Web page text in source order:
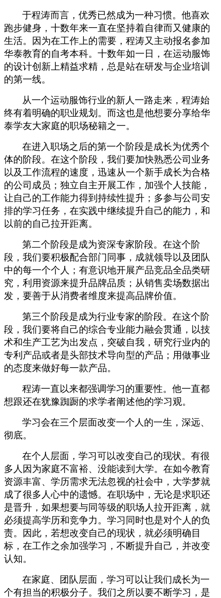
于程涛而言，优秀已然成为一种习惯。他喜欢
跑步健身，十数年来一直在坚持着自律而又健康的
生活。因为在工作上的需要，程涛又主动报名参加
华泰教育的自考本科。十数年如一日，在运动服饰
的设计创新上精益求精，总是站在研发与企业培训
的第一线。
从一个运动服饰行业的新人一路走来，程涛始
终有着明确的职业规划。而这也是他想要分享给华
泰学友大家庭的职场秘籍之一。
在进入职场之后的第一个阶段是成长为优秀个
体的阶段。在这个阶段，我们要加快熟悉公司业务
以及工作流程的速度，迅速从一个新手成长为合格
的公司成员；独立自主开展工作，加强个人技能，
让自己的工作能力得到持续性提升；多参与公司安
排的学习任务，在实践中继续提升自己的能力，和
以前的自己拉开距离。
第二个阶段是成为资深专家阶段。在这个阶
段，我们要积极配合部门同事，成就领导以及团队
中的每一个个人；有意识地开展产品竞品全品类研
究，利用资源来提升品牌品质；从销售卖场数据出
发，要善于从消费者维度来提高品牌价值。
第三个阶段是成为行业专家的阶段。在这个阶
段，我们要将自己的综合专业能力融会贯通，以技
术和生产工艺为出发点，突破自我，研究行业内的
专利产品或者是头部技术导向型的产品；用做事业
的态度来做好每一款产品。
程涛一直以来都强调学习的重要性。他一直都
想跟还在犹豫踟蹰的求学者阐述他的学习观。
学习会在三个层面改变一个人的一生，深远、
彻底。
在个人层面，学习可以改变自己的现状。有很
多人因为家庭不富裕、没能读到大学。在如今教育
资源丰富、学历需求无法忽视的社会中，大学梦就
成了很多人心中的遗憾。在职场中，无论是求职还
是晋升，如果想要与同等级的职场人拉开距离，就
必须提高学历和竞争力。学习同时也是对个人的负
责。因此，若想改变自己的现状，就必须明确目
标，在工作之余加强学习，不断提升自己，并改变
认知。
在家庭、团队层面，学习可以让我们成长为一
个有担当的积极分子。我们之所以要不断学习，是